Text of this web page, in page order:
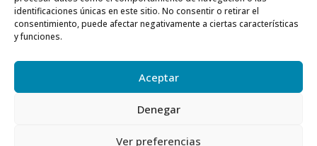
identificaciones únicas en este sitio. No consentir o retirar el
consentimiento, puede afectar negativamente a ciertas características
y funciones.
Aceptar
Denegar
Ver preferencias
Nota: Es nuestra responsabilidad proteger su privacidad y le
garantizamos que sus datos serán completamente confidenciales.